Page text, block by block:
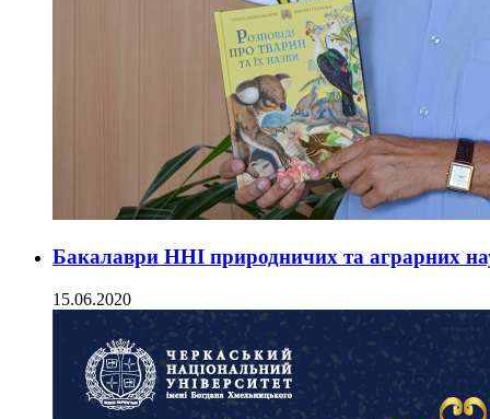
Бакалаври ННІ природничих та аграрних
15.06.2020